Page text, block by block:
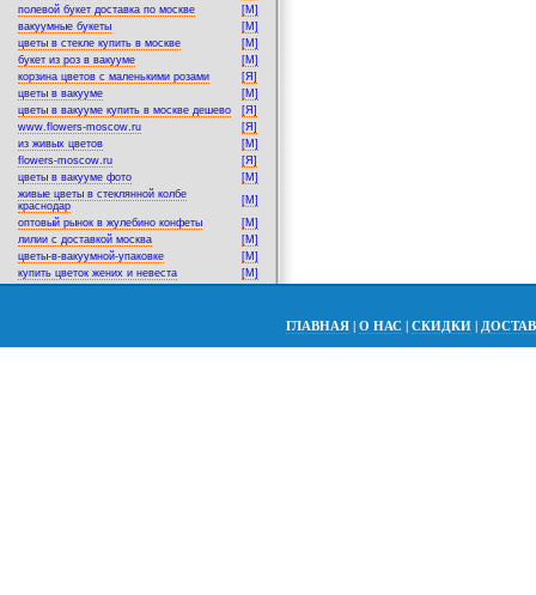
полевой букет доставка по москве
[M]
вакуумные букеты
[M]
цветы в стекле купить в москве
[M]
букет из роз в вакууме
[M]
корзина цветов с маленькими розами
[Я]
цветы в вакууме
[M]
цветы в вакууме купить в москве дешево
[Я]
www.flowers-moscow.ru
[Я]
из живых цветов
[M]
flowers-moscow.ru
[Я]
цветы в вакууме фото
[M]
живые цветы в стеклянной колбе
краснодар
[M]
оптовый рынок в жулебино конфеты
[M]
лилии с доставкой москва
[M]
цветы-в-вакуумной-упаковке
[M]
купить цветок жених и невеста
[M]
ГЛАВНАЯ | О НАС | СКИДКИ |